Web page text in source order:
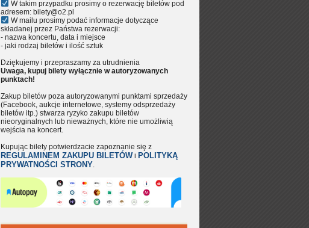
W takim przypadku prosimy o rezerwację biletów pod
adresem: bilety@o2.pl
W mailu prosimy podać informacje dotyczące
składanej przez Państwa rezerwacji:
- nazwa koncertu, data i miejsce
- jaki rodzaj biletów i ilość sztuk
Dziękujemy i przepraszamy za utrudnienia
Uwaga, kupuj bilety wyłącznie w autoryzowanych
punktach!
Zakup biletów poza autoryzowanymi punktami sprzedaży
(Facebook, aukcje internetowe, systemy odsprzedaży
biletów itp.) stwarza ryzyko zakupu biletów
nieoryginalnych lub nieważnych, które nie umożliwią
wejścia na koncert.
Kupując bilety potwierdzacie zapoznanie się z
REGULAMINEM ZAKUPU BILETÓW i POLITYKĄ
PRYWATNOŚCI STRONY.